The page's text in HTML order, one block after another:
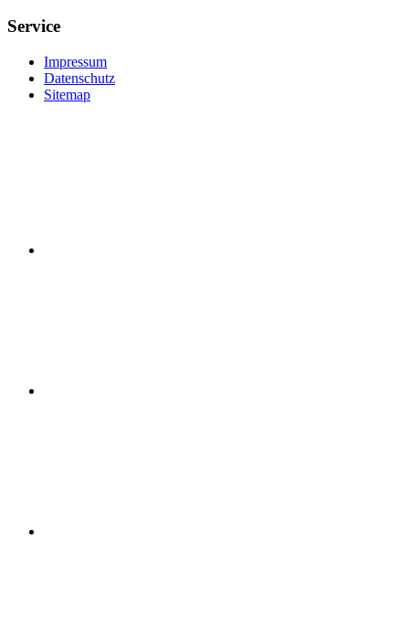
Service
Impressum
Datenschutz
Sitemap